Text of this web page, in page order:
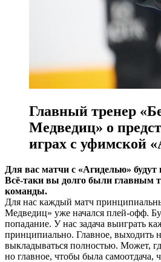
Главный тренер
Медведиц» о
играх с уфимской
Для вас матчи с «Агиделью»
Всё-таки вы долго были главным
команды.
Для нас каждый матч
Медведиц» уже начался плей-офф.
попадание. У нас задача выиграть
принципиально. Главное, выходить
выкладываться полностью. Может,
но главное, чтобы была самоотдача,